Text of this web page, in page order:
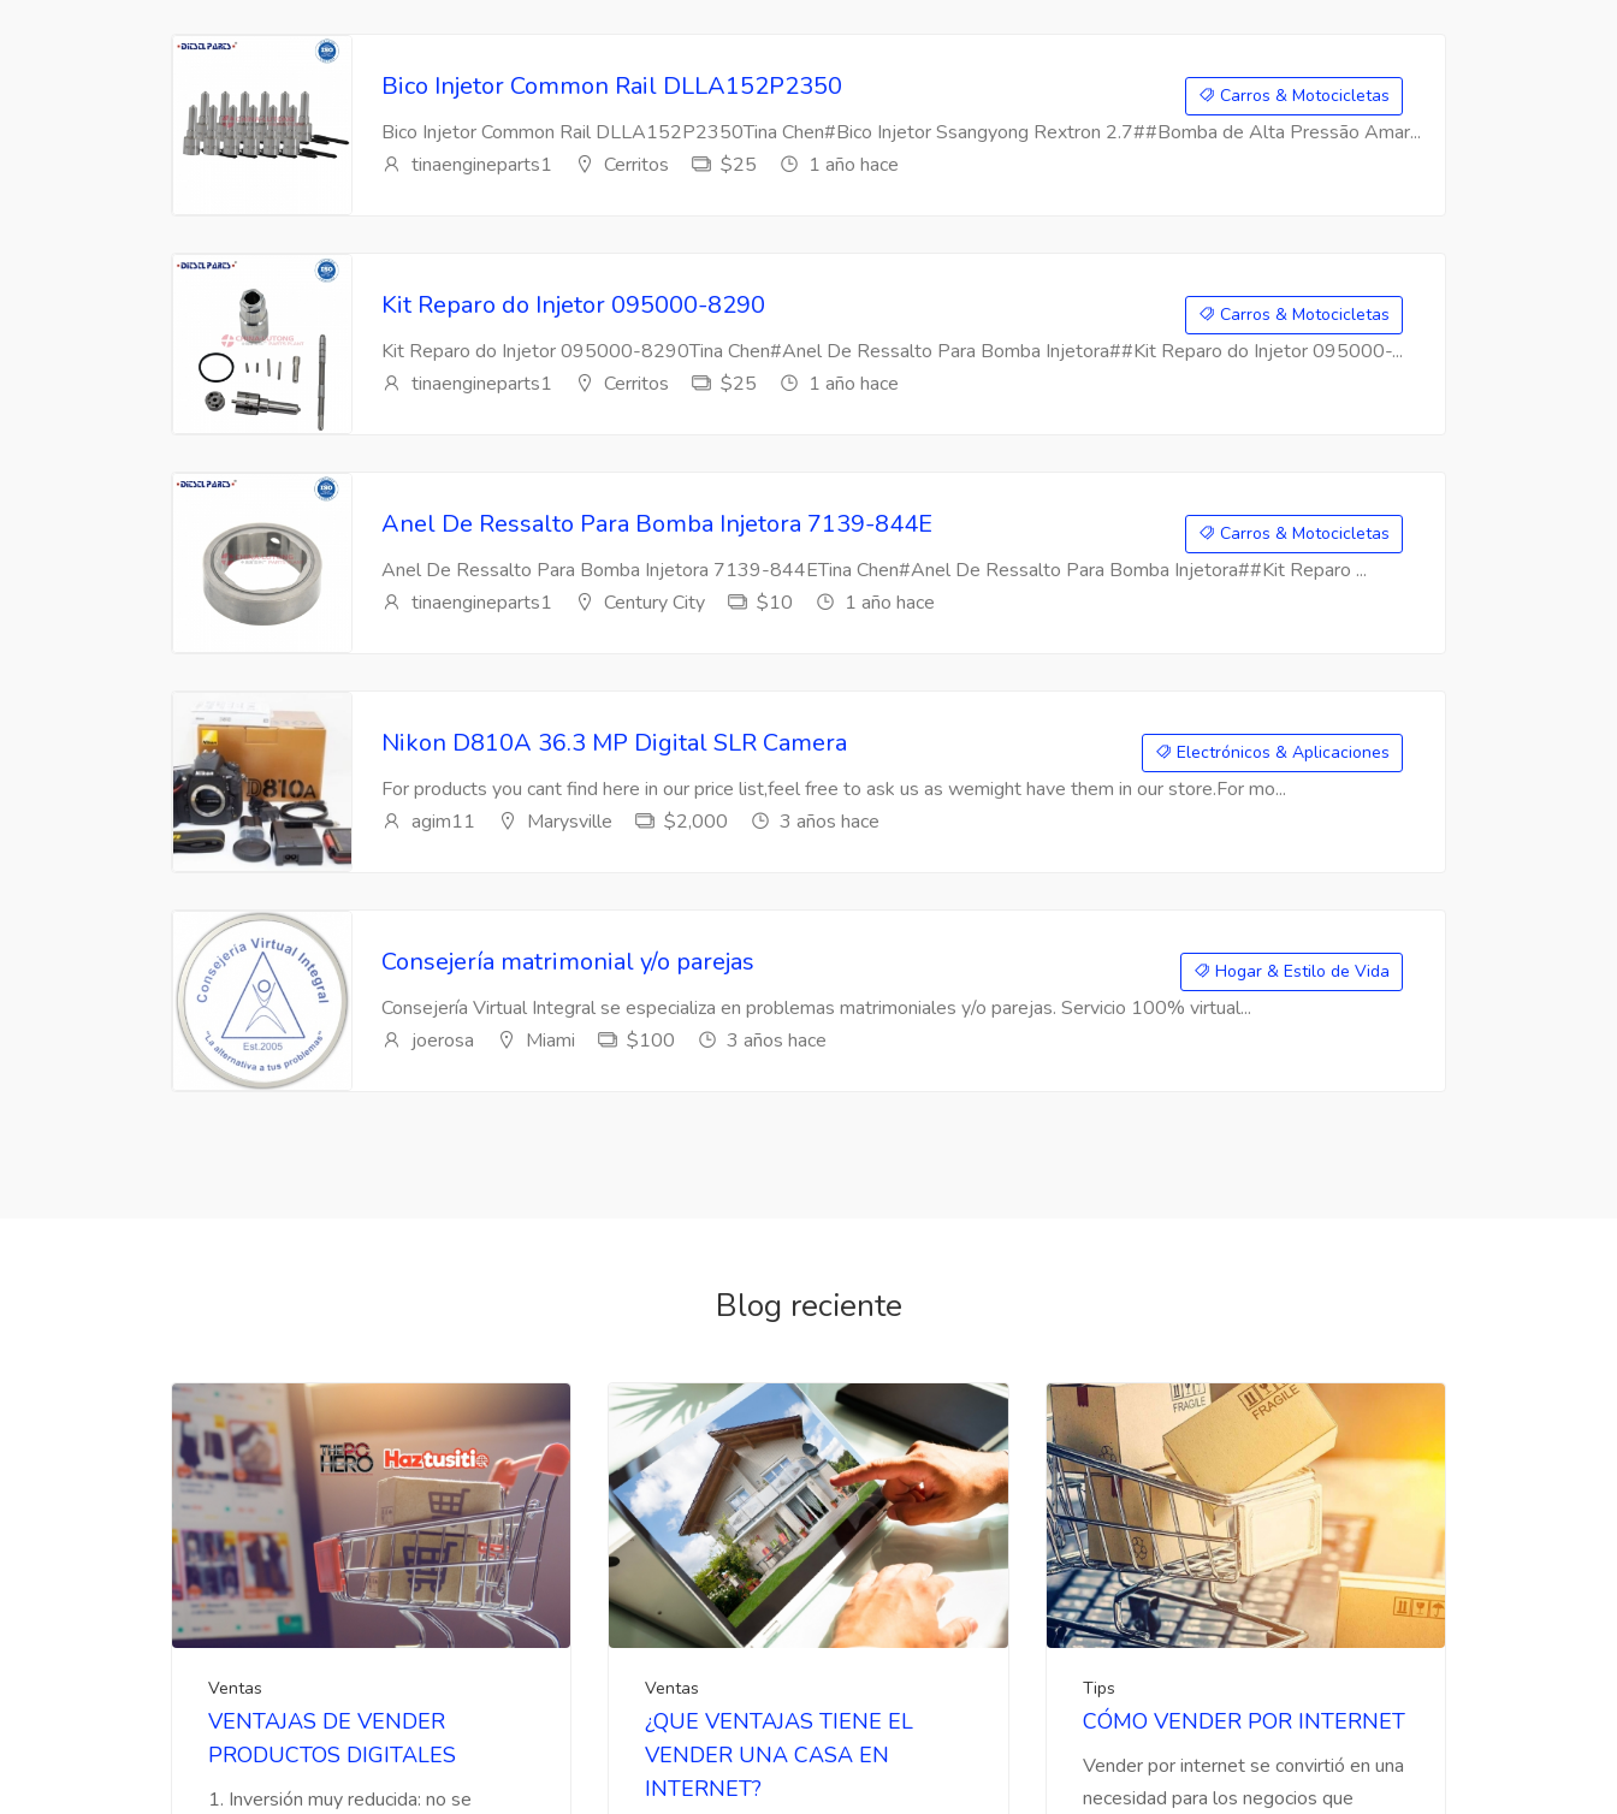
Bico Injetor Common Rail DLLA152P2350 Carros & Motocicletas
Bico Injetor Common Rail DLLA152P2350Tina Chen#Bico Injetor Ssangyong Rextron 2.7##Bomba de Alta Pressão Amar...
tinaengineparts1
Cerritos $25 1 año hace
Kit Reparo do Injetor 095000-8290 Carros & Motocicletas
Kit Reparo do Injetor 095000-8290Tina Chen#Anel De Ressalto Para Bomba Injetora##Kit Reparo do Injetor 095000-...
tinaengineparts1
Cerritos $25 1 año hace
Anel De Ressalto Para Bomba Injetora 7139-844E Carros & Motocicletas
Anel De Ressalto Para Bomba Injetora 7139-844ETina Chen#Anel De Ressalto Para Bomba Injetora##Kit Reparo ...
tinaengineparts1
Century City $10 1 año hace
Nikon D810A 36.3 MP Digital SLR Camera Electrónicos & Aplicaciones
For products you cant find here in our price list,feel free to ask us as wemight have them in our store.For mo...
agim11
Marysville $2,000 3 años hace
Consejería matrimonial y/o parejas Hogar & Estilo de Vida
Consejería Virtual Integral se especializa en problemas matrimoniales y/o parejas. Servicio 100% virtual...
joerosa
Miami $100 3 años hace
Blog reciente
Ventas
VENTAJAS DE VENDER
PRODUCTOS DIGITALES
1. Inversión muy reducida: no se
Ventas
¿QUE VENTAJAS TIENE EL
VENDER UNA CASA EN
INTERNET?
Tips
CÓMO VENDER POR INTERNET
Vender por internet se convirtió en una
necesidad para los negocios que